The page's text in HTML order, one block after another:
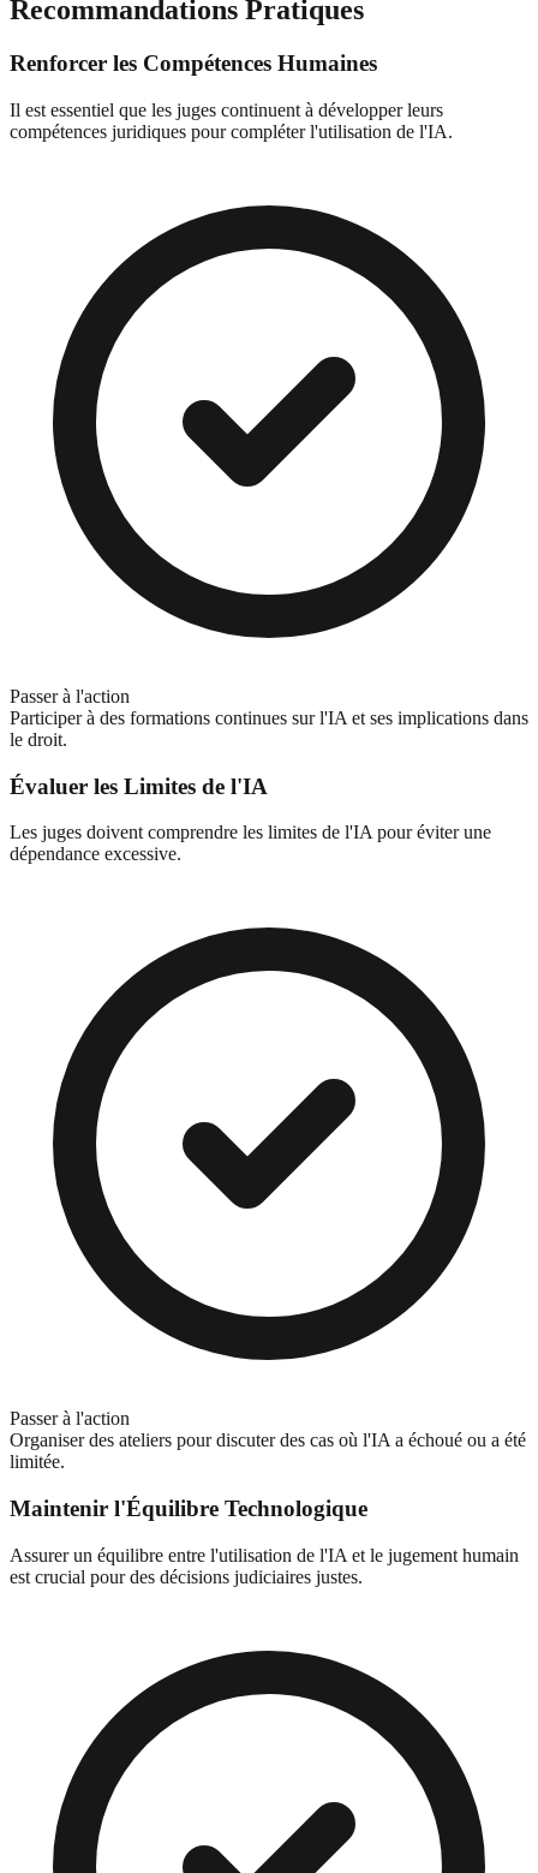
Recommandations Pratiques
Renforcer les Compétences Humaines
Il est essentiel que les juges continuent à développer leurs
compétences juridiques pour compléter l'utilisation de l'IA.
Passer à l'action
Participer à des formations continues sur l'IA et ses implications dans
le droit.
Évaluer les Limites de l'IA
Les juges doivent comprendre les limites de l'IA pour éviter une
dépendance excessive.
Passer à l'action
Organiser des ateliers pour discuter des cas où l'IA a échoué ou a été
limitée.
Maintenir l'Équilibre Technologique
Assurer un équilibre entre l'utilisation de l'IA et le jugement humain
est crucial pour des décisions judiciaires justes.